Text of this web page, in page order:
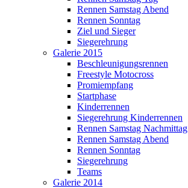
Rennen Samstag Abend
Rennen Sonntag
Ziel und Sieger
Siegerehrung
Galerie 2015
Beschleunigungsrennen
Freestyle Motocross
Promiempfang
Startphase
Kinderrennen
Siegerehrung Kinderrennen
Rennen Samstag Nachmittag
Rennen Samstag Abend
Rennen Sonntag
Siegerehrung
Teams
Galerie 2014